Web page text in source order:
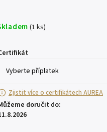
(1 ks)
Zjistit více o certifikátech AUREA
doručit do: